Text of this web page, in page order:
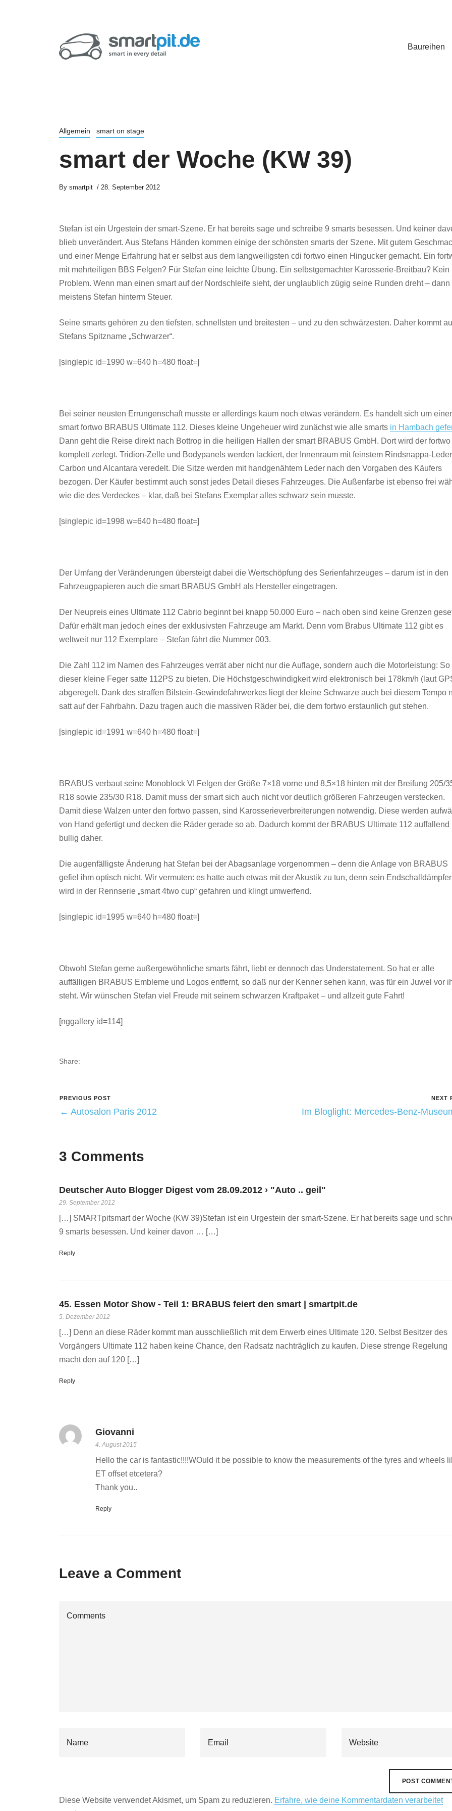
Baureihen
Allgemein smart on stage
smart der Woche (KW 39)
By smartpit 28. September 2012
Stefan ist ein Urgestein der smart-Szene. Er hat bereits sage und schreibe 9 smarts besessen. Und keiner
blieb unverändert. Aus Stefans Händen kommen einige der schönsten smarts der Szene. Mit gutem
und einer Menge Erfahrung hat er selbst aus dem langweiligsten cdi fortwo einen Hingucker gemacht. Ein
mit mehrteiligen BBS Felgen? Für Stefan eine leichte Übung. Ein selbstgemachter Karosserie-Breitbau? Kein
Problem. Wenn man einen smart auf der Nordschleife sieht, der unglaublich zügig seine Runden dreht – dann
meistens Stefan hinterm Steuer.
Seine smarts gehören zu den tiefsten, schnellsten und breitesten – und zu den schwärzesten. Daher kommt
Stefans Spitzname „Schwarzer“.
[singlepic id=1990 w=640 h=480 float=]
Bei seiner neusten Errungenschaft musste er allerdings kaum noch etwas verändern. Es handelt sich um
smart fortwo BRABUS Ultimate 112. Dieses kleine Ungeheuer wird zunächst wie alle smarts in Hambach
Dann geht die Reise direkt nach Bottrop in die heiligen Hallen der smart BRABUS GmbH. Dort wird der fortwo
komplett zerlegt. Tridion-Zelle und Bodypanels werden lackiert, der Innenraum mit feinstem Rindsnappa-
Carbon und Alcantara veredelt. Die Sitze werden mit handgenähtem Leder nach den Vorgaben des Käufers
bezogen. Der Käufer bestimmt auch sonst jedes Detail dieses Fahrzeuges. Die Außenfarbe ist ebenso frei
wie die des Verdeckes – klar, daß bei Stefans Exemplar alles schwarz sein musste.
[singlepic id=1998 w=640 h=480 float=]
Der Umfang der Veränderungen übersteigt dabei die Wertschöpfung des Serienfahrzeuges – darum ist in den
Fahrzeugpapieren auch die smart BRABUS GmbH als Hersteller eingetragen.
Der Neupreis eines Ultimate 112 Cabrio beginnt bei knapp 50.000 Euro – nach oben sind keine Grenzen
Dafür erhält man jedoch eines der exklusivsten Fahrzeuge am Markt. Denn vom Brabus Ultimate 112 gibt es
weltweit nur 112 Exemplare – Stefan fährt die Nummer 003.
Die Zahl 112 im Namen des Fahrzeuges verrät aber nicht nur die Auflage, sondern auch die Motorleistung: So
dieser kleine Feger satte 112PS zu bieten. Die Höchstgeschwindigkeit wird elektronisch bei 178km/h (laut
abgeregelt. Dank des straffen Bilstein-Gewindefahrwerkes liegt der kleine Schwarze auch bei diesem Tempo
satt auf der Fahrbahn. Dazu tragen auch die massiven Räder bei, die dem fortwo erstaunlich gut stehen.
[singlepic id=1991 w=640 h=480 float=]
BRABUS verbaut seine Monoblock VI Felgen der Größe 7×18 vorne und 8,5×18 hinten mit der Breifung 205/
R18 sowie 235/30 R18. Damit muss der smart sich auch nicht vor deutlich größeren Fahrzeugen verstecken.
Damit diese Walzen unter den fortwo passen, sind Karosserieverbreiterungen notwendig. Diese werden
von Hand gefertigt und decken die Räder gerade so ab. Dadurch kommt der BRABUS Ultimate 112 auffallend
bullig daher.
Die augenfälligste Änderung hat Stefan bei der Abagsanlage vorgenommen – denn die Anlage von BRABUS
gefiel ihm optisch nicht. Wir vermuten: es hatte auch etwas mit der Akustik zu tun, denn sein Endschalldämpfer
wird in der Rennserie „smart 4two cup“ gefahren und klingt umwerfend.
[singlepic id=1995 w=640 h=480 float=]
Obwohl Stefan gerne außergewöhnliche smarts fährt, liebt er dennoch das Understatement. So hat er alle
auffälligen BRABUS Embleme und Logos entfernt, so daß nur der Kenner sehen kann, was für ein Juwel vor
steht. Wir wünschen Stefan viel Freude mit seinem schwarzen Kraftpaket – und allzeit gute Fahrt!
[nggallery id=114]
Share:
PREVIOUS POST
← Autosalon Paris 2012
NEXT
Im Bloglight: Mercedes-Benz-
3 Comments
Deutscher Auto Blogger Digest vom 28.09.2012 › "Auto .. geil"
29. September 2012
[…] SMARTpitsmart der Woche (KW 39)Stefan ist ein Urgestein der smart-Szene. Er hat bereits sage und
9 smarts besessen. Und keiner davon … […]
Reply
45. Essen Motor Show - Teil 1: BRABUS feiert den smart | smartpit.de
5. Dezember 2012
[…] Denn an diese Räder kommt man ausschließlich mit dem Erwerb eines Ultimate 120. Selbst Besitzer des
Vorgängers Ultimate 112 haben keine Chance, den Radsatz nachträglich zu kaufen. Diese strenge Regelung
macht den auf 120 […]
Reply
Giovanni
4. August 2015
Hello the car is fantastic!!!!WOuld it be possible to know the measurements of the tyres and wheels
ET offset etcetera?
Thank you..
Reply
Leave a Comment
Diese Website verwendet Akismet, um Spam zu reduzieren. Erfahre, wie deine Kommentardaten verarbeitet